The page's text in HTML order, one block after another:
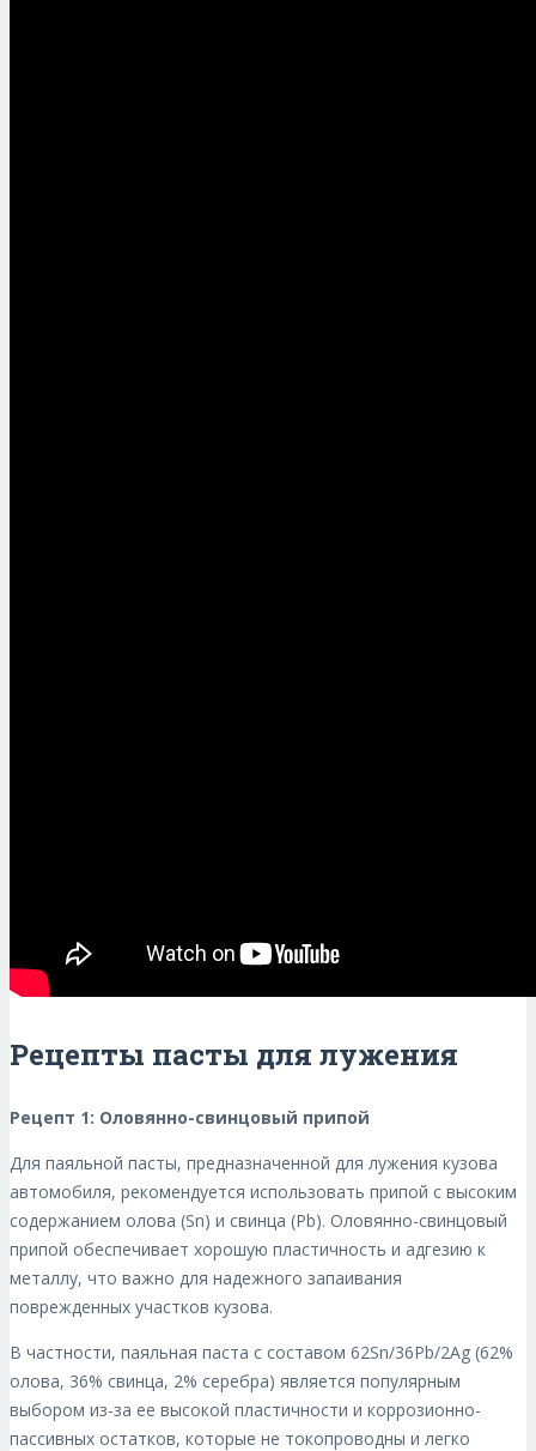
Рецепты пасты для лужения
Рецепт 1: Оловянно-свинцовый припой
Для паяльной пасты, предназначенной для лужения кузова
автомобиля, рекомендуется использовать припой с высоким
содержанием олова (Sn) и свинца (Pb). Оловянно-свинцовый
припой обеспечивает хорошую пластичность и адгезию к
металлу, что важно для надежного запаивания
поврежденных участков кузова.
В частности, паяльная паста с составом 62Sn/36Pb/2Ag (62%
олова, 36% свинца, 2% серебра) является популярным
выбором из-за ее высокой пластичности и коррозионно-
пассивных остатков, которые не токопроводны и легко